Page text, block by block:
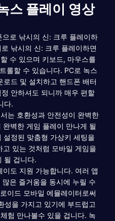
스 플레이 영상
로 낚시의 신: 크루 플레이하
낚시의 신: 크루 플레이하면
수 있으며 키보드, 마우스를
롤할 수 있습니다. PC로 녹스
드 및 설치하고 핸드폰 배터
안하셔도 되니까 매우 편할
다.
는 호환성과 안전성이 완벽한
벽한 게임 플레이 만나게 될
설정된 맞춤형 가상키 세팅을
있는 것처럼 모바일 게임을
될 겁니다.
도 지원 가능합니다. 여러 앱
은 즐거움을 동시에 누릴 수
이드 모바일 에뮬레이터로써
성을 가지고 있기에 부드럽고
험 만나볼수 있을 겁니다. 녹